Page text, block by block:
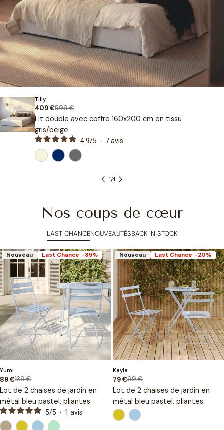
Type
Tilly
Prix
de
vente
409 €
Prix
habituel
599 €
Lit double avec coffre 160x200 cm en tissu
gris/beige
4.9/5 - 7avis
1/4
Nos coups de cœur
LAST CHANCENOUVEAUTÉSBACK IN STOCK
Nouveau Last Chance -35%
Type
Yumi
Prix
de
vente
89 €
Prix
habituel
139 €
Lot de 2 chaises de jardin en
métal bleu pastel, pliantes
5/5 - 1 avis
Nouveau Last Chance -20%
Type
Kayla
Prix
de
vente
79 €
Prix
habituel
99 €
Lot de 2 chaises de jardin en
métal bleu pastel, pliantes